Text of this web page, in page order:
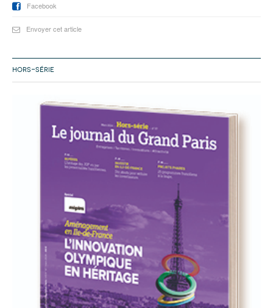
Facebook
Envoyer cet article
HORS-SÉRIE